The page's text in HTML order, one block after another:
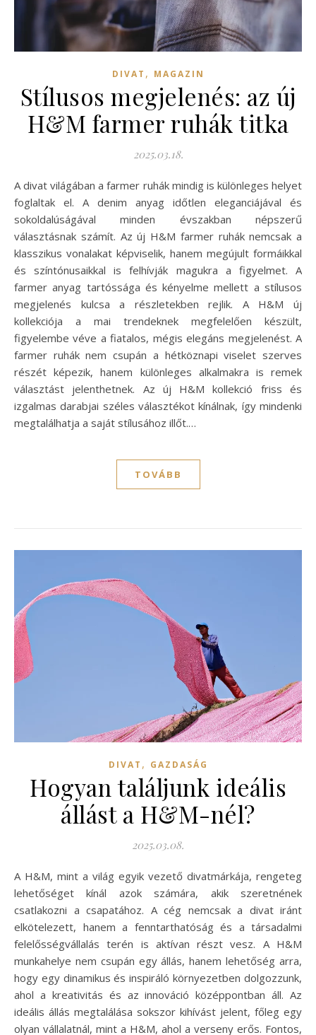
DIVAT , MAGAZIN
Stílusos megjelenés: az új
H&M farmer ruhák titka
2025.03.18.
A divat világában a farmer ruhák mindig is különleges helyet
foglaltak el. A denim anyag időtlen eleganciájával és
sokoldalúságával minden évszakban népszerű
választásnak számít. Az új H&M farmer ruhák nemcsak a
klasszikus vonalakat képviselik, hanem megújult formáikkal
és színtónusaikkal is felhívják magukra a figyelmet. A
farmer anyag tartóssága és kényelme mellett a stílusos
megjelenés kulcsa a részletekben rejlik. A H&M új
kollekciója a mai trendeknek megfelelően készült,
figyelembe véve a fiatalos, mégis elegáns megjelenést. A
farmer ruhák nem csupán a hétköznapi viselet szerves
részét képezik, hanem különleges alkalmakra is remek
választást jelenthetnek. Az új H&M kollekció friss és
izgalmas darabjai széles választékot kínálnak, így mindenki
megtalálhatja a saját stílusához illőt.…
TOVÁBB
DIVAT , GAZDASÁG
Hogyan találjunk ideális
állást a H&M-nél?
2025.03.08.
A H&M, mint a világ egyik vezető divatmárkája, rengeteg
lehetőséget kínál azok számára, akik szeretnének
csatlakozni a csapatához. A cég nemcsak a divat iránt
elkötelezett, hanem a fenntarthatóság és a társadalmi
felelősségvállalás terén is aktívan részt vesz. A H&M
munkahelye nem csupán egy állás, hanem lehetőség arra,
hogy egy dinamikus és inspiráló környezetben dolgozzunk,
ahol a kreativitás és az innováció középpontban áll. Az
ideális állás megtalálása sokszor kihívást jelent, főleg egy
olyan vállalatnál, mint a H&M, ahol a verseny erős. Fontos,